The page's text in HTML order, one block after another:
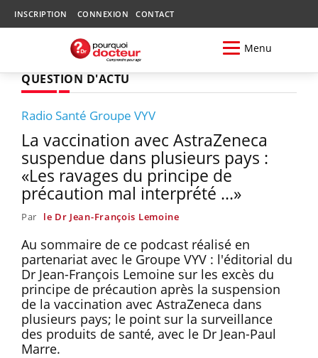
INSCRIPTION CONNEXION CONTACT
Menu
QUESTION D'ACTU
Radio Santé Groupe VYV
La vaccination avec AstraZeneca
suspendue dans plusieurs pays :
«Les ravages du principe de
précaution mal interprété ...»
Par le Dr Jean-François Lemoine
Au sommaire de ce podcast réalisé en
partenariat avec le Groupe VYV : l'éditorial du
Dr Jean-François Lemoine sur les excès du
principe de précaution après la suspension
de la vaccination avec AstraZeneca dans
plusieurs pays; le point sur la surveillance
des produits de santé, avec le Dr Jean-Paul
Marre.